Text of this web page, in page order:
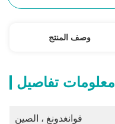
وصف المنتج
معلومات تفاصيل
قوانغدونغ ، الصين